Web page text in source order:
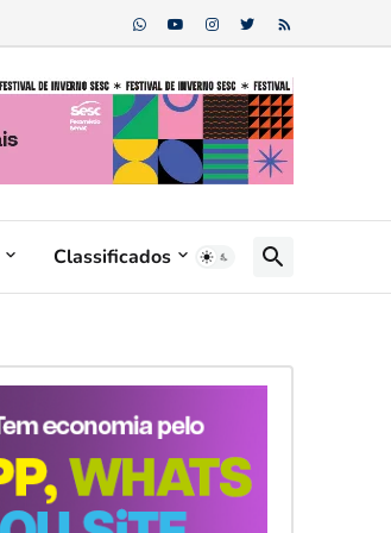
Classificados